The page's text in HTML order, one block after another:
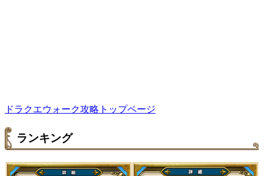
ドラクエウォーク攻略トップページ
ランキング